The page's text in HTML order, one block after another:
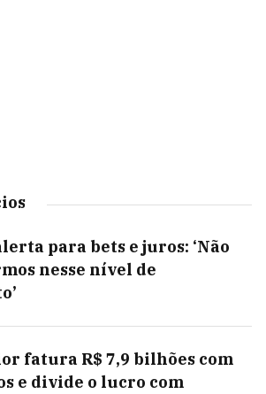
para bets e juros: ‘Não
nesse nível de
fatura R$ 7,9 bilhões com
e divide o lucro com